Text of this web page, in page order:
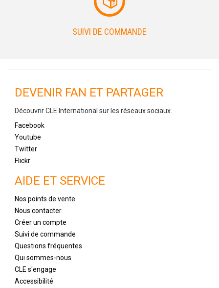
SUIVI DE COMMANDE
DEVENIR FAN ET PARTAGER
Découvrir CLE International sur les réseaux sociaux.
Facebook
Youtube
Twitter
Flickr
AIDE ET SERVICE
Nos points de vente
Nous contacter
Créer un compte
Suivi de commande
Questions fréquentes
Qui sommes-nous
CLE s'engage
Accessibilité